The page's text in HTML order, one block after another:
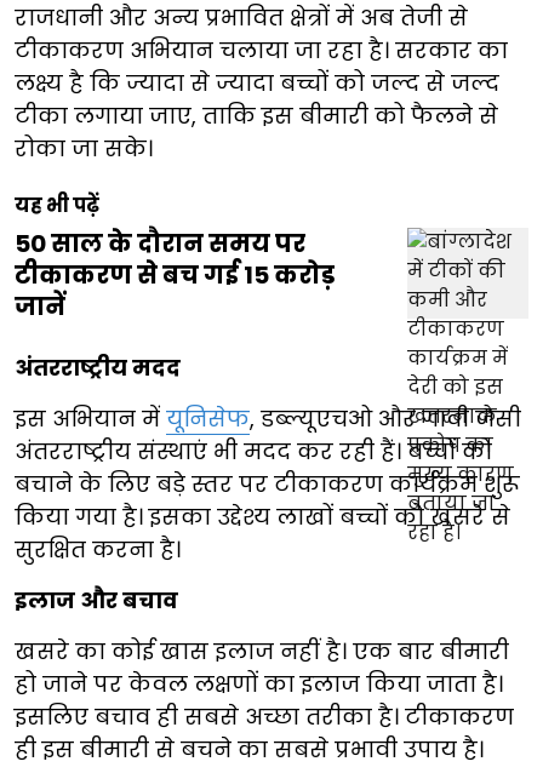
राजधानी और अन्य प्रभावित क्षेत्रों में अब तेजी से
टीकाकरण अभियान चलाया जा रहा है। सरकार का
लक्ष्य है कि ज्यादा से ज्यादा बच्चों को जल्द से जल्द
टीका लगाया जाए, ताकि इस बीमारी को फैलने से
रोका जा सके।
यह भी पढ़ें
50 साल के दौरान समय पर
टीकाकरण से बच गई 15 करोड़
जानें
अंतरराष्ट्रीय मदद
इस अभियान में यूनिसेफ, डब्ल्यूएचओ और गावी जैसी
अंतरराष्ट्रीय संस्थाएं भी मदद कर रही हैं। बच्चों को
बचाने के लिए बड़े स्तर पर टीकाकरण कार्यक्रम शुरू
किया गया है। इसका उद्देश्य लाखों बच्चों को खसरे से
सुरक्षित करना है।
इलाज और बचाव
खसरे का कोई खास इलाज नहीं है। एक बार बीमारी
हो जाने पर केवल लक्षणों का इलाज किया जाता है।
इसलिए बचाव ही सबसे अच्छा तरीका है। टीकाकरण
ही इस बीमारी से बचने का सबसे प्रभावी उपाय है।